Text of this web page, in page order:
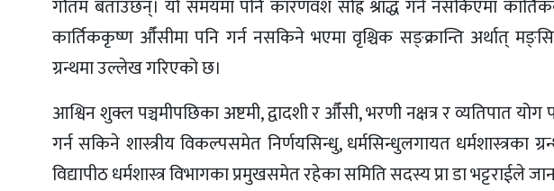
गौतम बताउँछन्। यो समयमा पनि कारणवश सोह्र श्राद्ध गर्न नसकिएमा
कार्तिककृष्ण औँसीमा पनि गर्न नसकिने भएमा वृश्चिक सङ्क्रान्ति अर्थात्
ग्रन्थमा उल्लेख गरिएको छ।
आश्विन शुक्ल पञ्चमीपछिका अष्टमी, द्वादशी र औँसी, भरणी नक्षत्र र व्यतिपात
गर्न सकिने शास्त्रीय विकल्पसमेत निर्णयसिन्धु, धर्मसिन्धुलगायत धर्मशास्त्रका
विद्यापीठ धर्मशास्त्र विभागका प्रमुखसमेत रहेका समिति सदस्य प्रा डा भट्टराईले